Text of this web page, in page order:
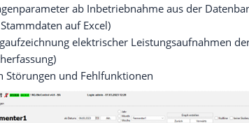
ab Inbetriebnahme aus der
auf Excel)
elektrischer Leistungsaufnahmen
Störungen und Fehlfunktionen